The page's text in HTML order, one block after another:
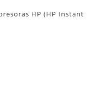
HP (HP Instant